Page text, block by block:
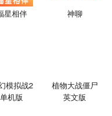
星相伴 神聊
模拟战2
单机版
植物大战僵尸
英文版